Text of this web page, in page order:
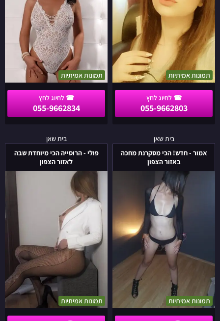
תמונות אמיתיות
055-9662803
תמונות אמיתיות
055-9662834
בית שאן
אמור - חדש! הכי מסקרנת מחכה
באזור הצפון
תמונות אמיתיות
אמור
-
חדש!
הכי
מסקרנת
מחכה
באזור
הצפון
בית שאן
פולי - הרוסייה הכי מיוחדת שבה
לאזור הצפון
תמונות אמיתיות
פולי
-
הרוסייה
הכי